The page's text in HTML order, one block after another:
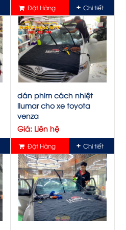
Đặt Hàng Chi tiết
dán phim cách nhiệt
llumar cho xe toyota
venza
Giá: Liên hệ
Đặt Hàng Chi tiết